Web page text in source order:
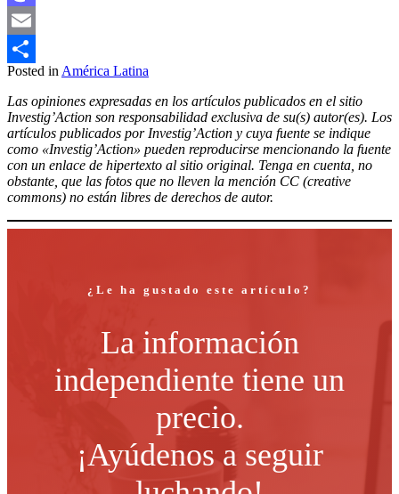
Mastodon
Email
Compartir
Posted in América Latina
Las opiniones expresadas en los artículos publicados en el sitio
Investig’Action son responsabilidad exclusiva de su(s) autor(es). Los
artículos publicados por Investig’Action y cuya fuente se indique
como «Investig’Action» pueden reproducirse mencionando la fuente
con un enlace de hipertexto al sitio original. Tenga en cuenta, no
obstante, que las fotos que no lleven la mención CC (creative
commons) no están libres de derechos de autor.
¿Le ha gustado este artículo?
La información
independiente tiene un
precio.
¡Ayúdenos a seguir